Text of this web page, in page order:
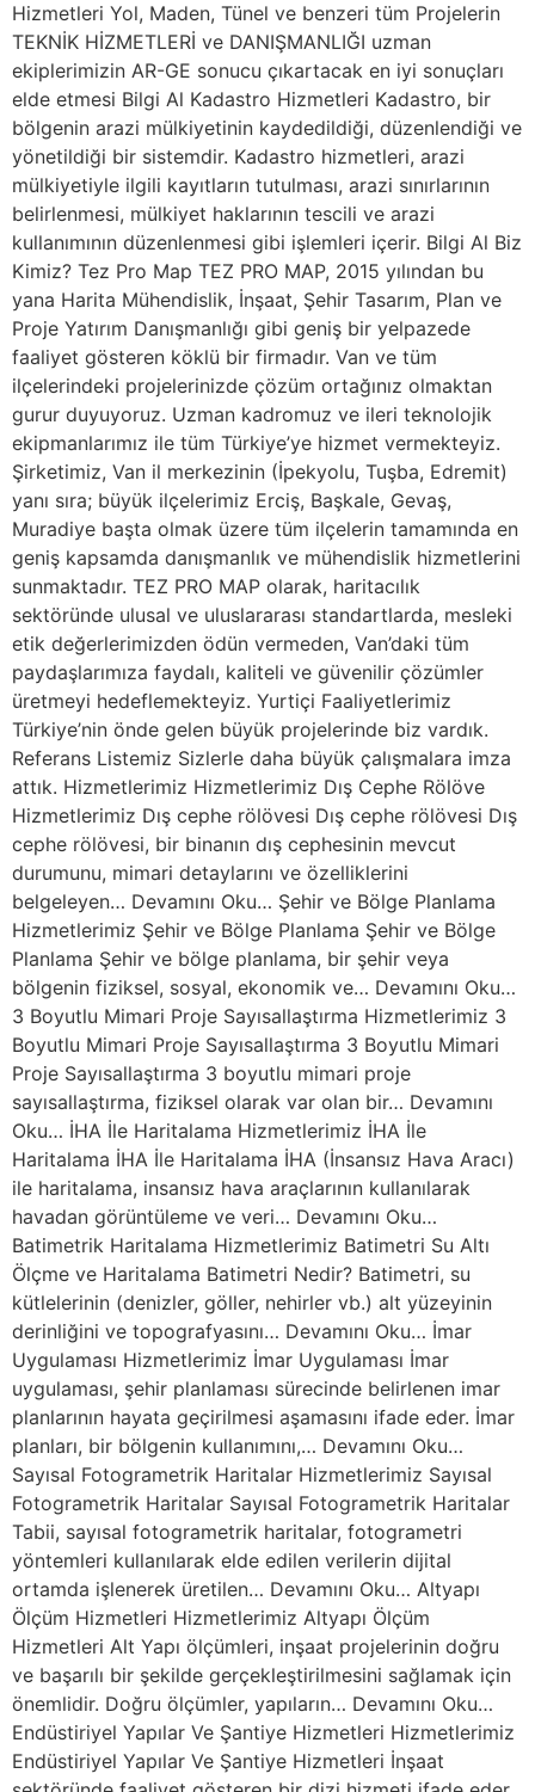
Hizmetleri Yol, Maden, Tünel ve benzeri tüm Projelerin
TEKNİK HİZMETLERİ ve DANIŞMANLIĞI uzman
ekiplerimizin AR-GE sonucu çıkartacak en iyi sonuçları
elde etmesi Bilgi Al Kadastro Hizmetleri Kadastro, bir
bölgenin arazi mülkiyetinin kaydedildiği, düzenlendiği ve
yönetildiği bir sistemdir. Kadastro hizmetleri, arazi
mülkiyetiyle ilgili kayıtların tutulması, arazi sınırlarının
belirlenmesi, mülkiyet haklarının tescili ve arazi
kullanımının düzenlenmesi gibi işlemleri içerir. Bilgi Al Biz
Kimiz? Tez Pro Map TEZ PRO MAP, 2015 yılından bu
yana Harita Mühendislik, İnşaat, Şehir Tasarım, Plan ve
Proje Yatırım Danışmanlığı gibi geniş bir yelpazede
faaliyet gösteren köklü bir firmadır. Van ve tüm
ilçelerindeki projelerinizde çözüm ortağınız olmaktan
gurur duyuyoruz. Uzman kadromuz ve ileri teknolojik
ekipmanlarımız ile tüm Türkiye’ye hizmet vermekteyiz.
Şirketimiz, Van il merkezinin (İpekyolu, Tuşba, Edremit)
yanı sıra; büyük ilçelerimiz Erciş, Başkale, Gevaş,
Muradiye başta olmak üzere tüm ilçelerin tamamında en
geniş kapsamda danışmanlık ve mühendislik hizmetlerini
sunmaktadır. TEZ PRO MAP olarak, haritacılık
sektöründe ulusal ve uluslararası standartlarda, mesleki
etik değerlerimizden ödün vermeden, Van’daki tüm
paydaşlarımıza faydalı, kaliteli ve güvenilir çözümler
üretmeyi hedeflemekteyiz. Yurtiçi Faaliyetlerimiz
Türkiye’nin önde gelen büyük projelerinde biz vardık.
Referans Listemiz Sizlerle daha büyük çalışmalara imza
attık. Hizmetlerimiz Hizmetlerimiz Dış Cephe Rölöve
Hizmetlerimiz Dış cephe rölövesi Dış cephe rölövesi Dış
cephe rölövesi, bir binanın dış cephesinin mevcut
durumunu, mimari detaylarını ve özelliklerini
belgeleyen… Devamını Oku… Şehir ve Bölge Planlama
Hizmetlerimiz Şehir ve Bölge Planlama Şehir ve Bölge
Planlama Şehir ve bölge planlama, bir şehir veya
bölgenin fiziksel, sosyal, ekonomik ve… Devamını Oku…
3 Boyutlu Mimari Proje Sayısallaştırma Hizmetlerimiz 3
Boyutlu Mimari Proje Sayısallaştırma 3 Boyutlu Mimari
Proje Sayısallaştırma 3 boyutlu mimari proje
sayısallaştırma, fiziksel olarak var olan bir… Devamını
Oku… İHA İle Haritalama Hizmetlerimiz İHA İle
Haritalama İHA İle Haritalama İHA (İnsansız Hava Aracı)
ile haritalama, insansız hava araçlarının kullanılarak
havadan görüntüleme ve veri… Devamını Oku…
Batimetrik Haritalama Hizmetlerimiz Batimetri Su Altı
Ölçme ve Haritalama Batimetri Nedir? Batimetri, su
kütlelerinin (denizler, göller, nehirler vb.) alt yüzeyinin
derinliğini ve topografyasını… Devamını Oku… İmar
Uygulaması Hizmetlerimiz İmar Uygulaması İmar
uygulaması, şehir planlaması sürecinde belirlenen imar
planlarının hayata geçirilmesi aşamasını ifade eder. İmar
planları, bir bölgenin kullanımını,… Devamını Oku…
Sayısal Fotogrametrik Haritalar Hizmetlerimiz Sayısal
Fotogrametrik Haritalar Sayısal Fotogrametrik Haritalar
Tabii, sayısal fotogrametrik haritalar, fotogrametri
yöntemleri kullanılarak elde edilen verilerin dijital
ortamda işlenerek üretilen… Devamını Oku… Altyapı
Ölçüm Hizmetleri Hizmetlerimiz Altyapı Ölçüm
Hizmetleri Alt Yapı ölçümleri, inşaat projelerinin doğru
ve başarılı bir şekilde gerçekleştirilmesini sağlamak için
önemlidir. Doğru ölçümler, yapıların… Devamını Oku…
Endüstiriyel Yapılar Ve Şantiye Hizmetleri Hizmetlerimiz
Endüstiriyel Yapılar Ve Şantiye Hizmetleri İnşaat